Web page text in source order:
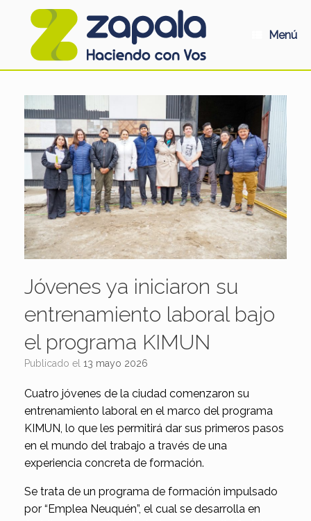
Menú
Jóvenes ya iniciaron su
entrenamiento laboral bajo
el programa KIMUN
Publicado el 13 mayo 2026
Cuatro jóvenes de la ciudad comenzaron su
entrenamiento laboral en el marco del programa
KIMUN, lo que les permitirá dar sus primeros pasos
en el mundo del trabajo a través de una
experiencia concreta de formación.
Se trata de un programa de formación impulsado
por “Emplea Neuquén”, el cual se desarrolla en